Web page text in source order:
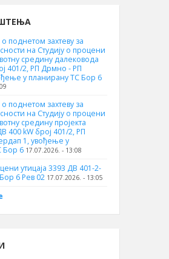
поднетом захтеву за
на Студију о процени
средину далековода
401/2, РП Дрмно - РП
у планирану ТС Бор 6
поднетом захтеву за
на Студију о процени
средину пројекта
400 kW број 401/2, РП
1, увођење у
Бор 6 17.07.2026. - 13:08
утицаја 3393 ДВ 401-2-
6 Рев 02 17.07.2026. - 13:05